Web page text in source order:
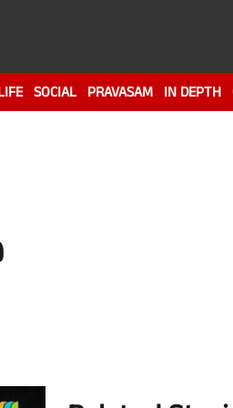
SOCIAL PRAVASAM IN DEPTH